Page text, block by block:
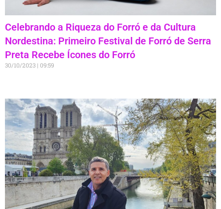
Celebrando a Riqueza do Forró e da Cultura
Nordestina: Primeiro Festival de Forró de Serra
Preta Recebe Ícones do Forró
30/10/2023 09:59